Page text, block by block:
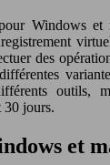
Windows et
des
outils,
30 jours.
et